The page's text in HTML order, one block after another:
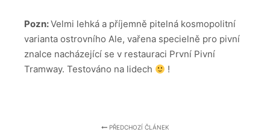
Pozn:Velmi lehká a příjemně pitelná kosmopolitní
varianta ostrovního Ale, vařena specielně pro pivní
znalce nacházející se v restauraci První Pivní
Tramway. Testováno na lidech
!
PŘEDCHOZÍ ČLÁNEK